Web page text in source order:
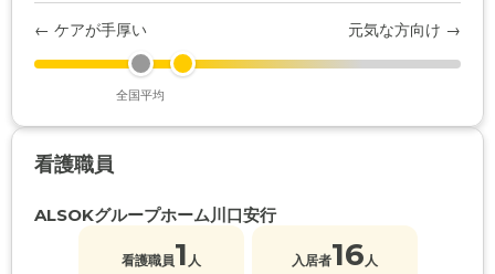
← ケアが手厚い 元気な方向け →
全国平均
看護職員
ALSOKグループホーム川口安行
看護職員1 人 入居者16 人